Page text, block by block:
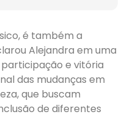
é também a
Alejandra em uma
e vitória
das mudanças em
que buscam
de diferentes